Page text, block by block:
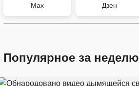
Max Дзен
Популярное за неделю